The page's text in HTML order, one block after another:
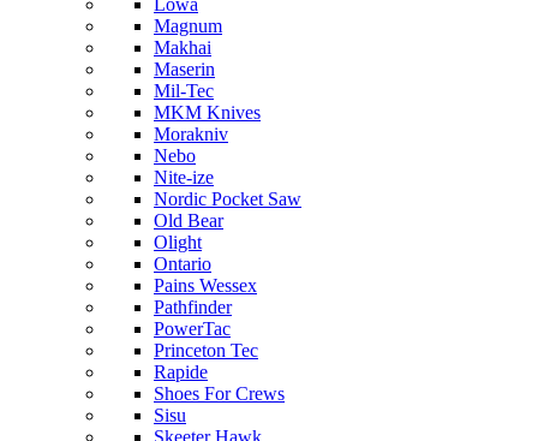
Lowa
Magnum
Makhai
Maserin
Mil-Tec
MKM Knives
Morakniv
Nebo
Nite-ize
Nordic Pocket Saw
Old Bear
Olight
Ontario
Pains Wessex
Pathfinder
PowerTac
Princeton Tec
Rapide
Shoes For Crews
Sisu
Skeeter Hawk